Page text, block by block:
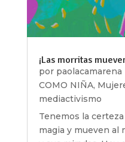
¡Las morritas
por paolacamarena
COMO NIÑA,
mediactivismo
Tenemos la
magia y mueven al